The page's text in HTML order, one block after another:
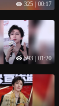
325 00:17
593 01:20